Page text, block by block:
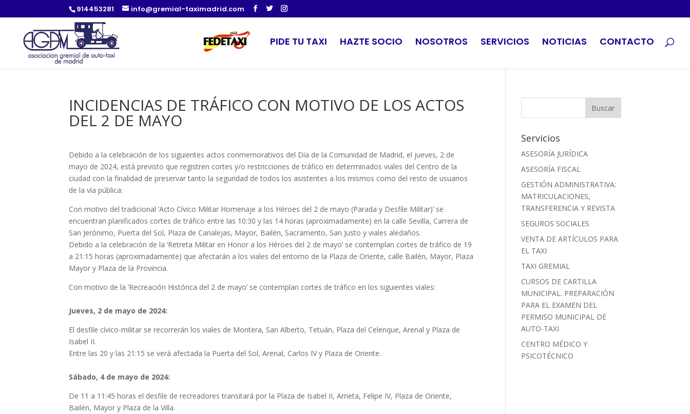
914453281 info@gremial-taximadrid.com
PIDE TU TAXI HAZTE SOCIO NOSOTROS SERVICIOS NOTICIAS CONTACTO
INCIDENCIAS DE TRÁFICO CON MOTIVO DE LOS ACTOS
DEL 2 DE MAYO
Debido a la celebración de los siguientes actos conmemorativos del Día de la Comunidad de Madrid, el jueves, 2 de
mayo de 2024, está previsto que registren cortes y/o restricciones de tráfico en determinados viales del Centro de la
ciudad con la finalidad de preservar tanto la seguridad de todos los asistentes a los mismos como del resto de usuarios
de la vía pública:
Con motivo del tradicional ‘Acto Cívico Militar Homenaje a los Héroes del 2 de mayo (Parada y Desfile Militar)’ se
encuentran planificados cortes de tráfico entre las 10:30 y las 14 horas (aproximadamente) en la calle Sevilla, Carrera de
San Jerónimo, Puerta del Sol, Plaza de Canalejas, Mayor, Bailén, Sacramento, San Justo y viales aledaños.
Debido a la celebración de la ‘Retreta Militar en Honor a los Héroes del 2 de mayo’ se contemplan cortes de tráfico de 19
a 21:15 horas (aproximadamente) que afectarán a los viales del entorno de la Plaza de Oriente, calle Bailén, Mayor, Plaza
Mayor y Plaza de la Provincia.
Con motivo de la ‘Recreación Histórica del 2 de mayo’ se contemplan cortes de tráfico en los siguientes viales:
Jueves, 2 de mayo de 2024:
El desfile cívico-militar se recorrerán los viales de Montera, San Alberto, Tetuán, Plaza del Celenque, Arenal y Plaza de
Isabel II.
Entre las 20 y las 21:15 se verá afectada la Puerta del Sol, Arenal, Carlos IV y Plaza de Oriente.
Sábado, 4 de mayo de 2024:
De 11 a 11:45 horas el desfile de recreadores transitará por la Plaza de Isabel II, Arrieta, Felipe IV, Plaza de Oriente,
Bailén, Mayor y Plaza de la Villa.
Servicios
ASESORÍA JURÍDICA
ASESORÍA FISCAL
GESTIÓN ADMINISTRATIVA:
MATRICULACIONES,
TRANSFERENCIA Y REVISTA
SEGUROS SOCIALES
VENTA DE ARTÍCULOS PARA
EL TAXI
TAXI GREMIAL
CURSOS DE CARTILLA
MUNICIPAL. PREPARACIÓN
PARA EL EXAMEN DEL
PERMISO MUNICIPAL DE
AUTO-TAXI
CENTRO MÉDICO Y
PSICOTÉCNICO